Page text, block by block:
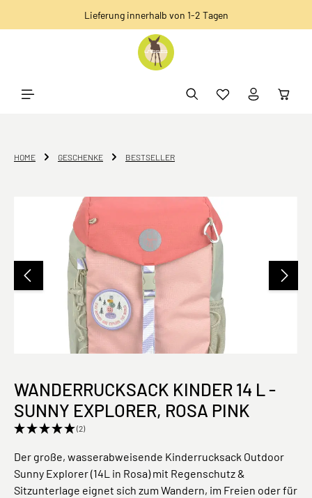
Lieferung innerhalb von 1-2 Tagen
HOME GESCHENKE BESTSELLER
Bildergalerie überspringen
WANDERRUCKSACK KINDER 14 L -
SUNNY EXPLORER, ROSA PINK
(2)
Der große, wasserabweisende Kinderrucksack Outdoor
Sunny Explorer (14L in Rosa) mit Regenschutz &
Sitzunterlage eignet sich zum Wandern, im Freien oder für